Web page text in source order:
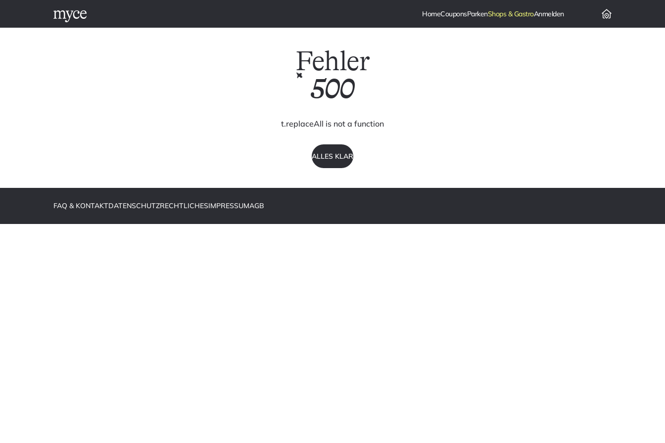
Fehler
500
t.replaceAll is not a function
ALLES KLAR
FAQ & KONTAKTDATENSCHUTZRECHTLICHESIMPRESSUMAGB